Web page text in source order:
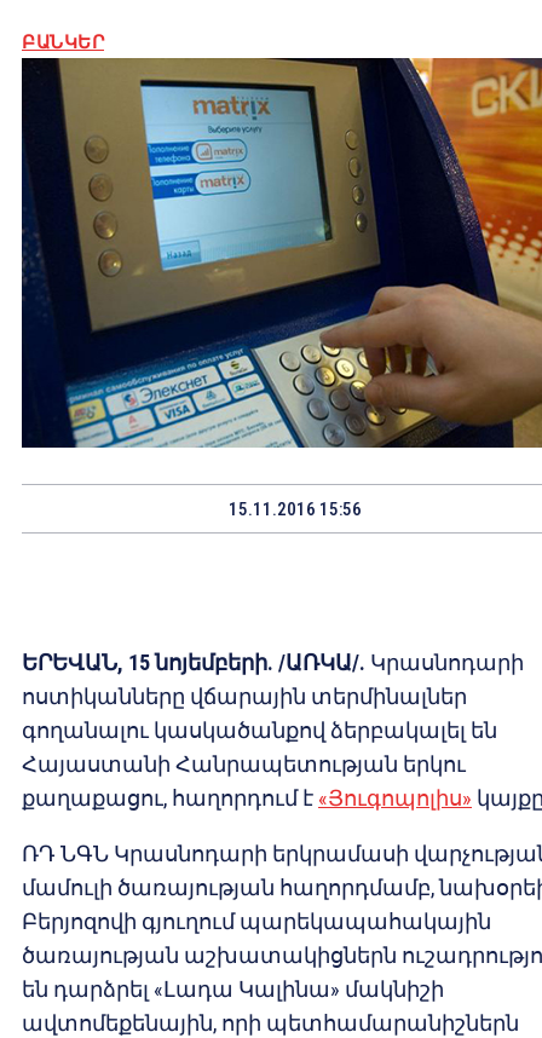
ԲԱՆԿԵՐ
15.11.2016 15:56
ԵՐԵՎԱՆ, 15 նոյեմբերի. /ԱՌԿԱ/. Կրասնոդարի
ոստիկանները վճարային տերմինալներ
գողանալու կասկածանքով ձերբակալել են
Հայաստանի Հանրապետության երկու
քաղաքացու, հաղորդում է «Յուգոպոլիս»
ՌԴ ՆԳՆ Կրասնոդարի երկրամասի
մամուլի ծառայության հաղորդմամբ,
Բերյոզովի գյուղում պարեկապահակային
ծառայության աշխատակիցներն
են դարձրել «Լադա Կալինա» մակնիշի
ավտոմեքենային, որի պետհամարանիշներն